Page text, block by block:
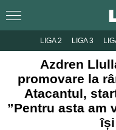
LIGA 2 LIGA 3
Azdren
promovare la
Atacantul,
”Pentru asta am
își